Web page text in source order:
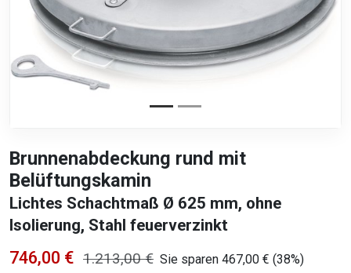
Brunnenabdeckung rund mit
Belüftungskamin
Lichtes Schachtmaß Ø 625 mm, ohne
Isolierung, Stahl feuerverzinkt
746,00 € 1.213,00 € Sie sparen 467,00 € (38%)